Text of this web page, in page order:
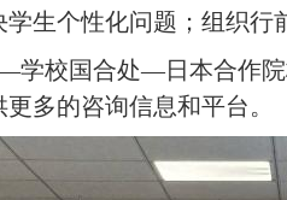
生个性化问题；组织行
学校国合处—日本合作
多的咨询信息和平台。